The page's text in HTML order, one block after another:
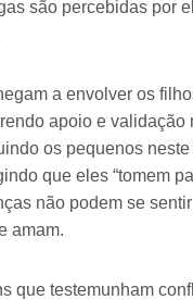
são percebidas por
a envolver os
apoio e validação
os pequenos
que eles “tomem
não podem se
amam.
que testemunham